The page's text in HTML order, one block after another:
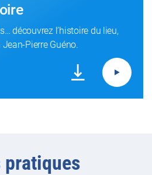
découvrez l’histoire du lieu,
Pierre Guéno.